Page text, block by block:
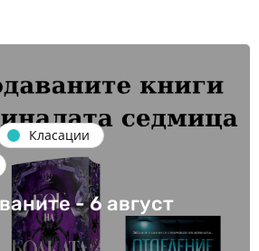
Класации
- 6 август